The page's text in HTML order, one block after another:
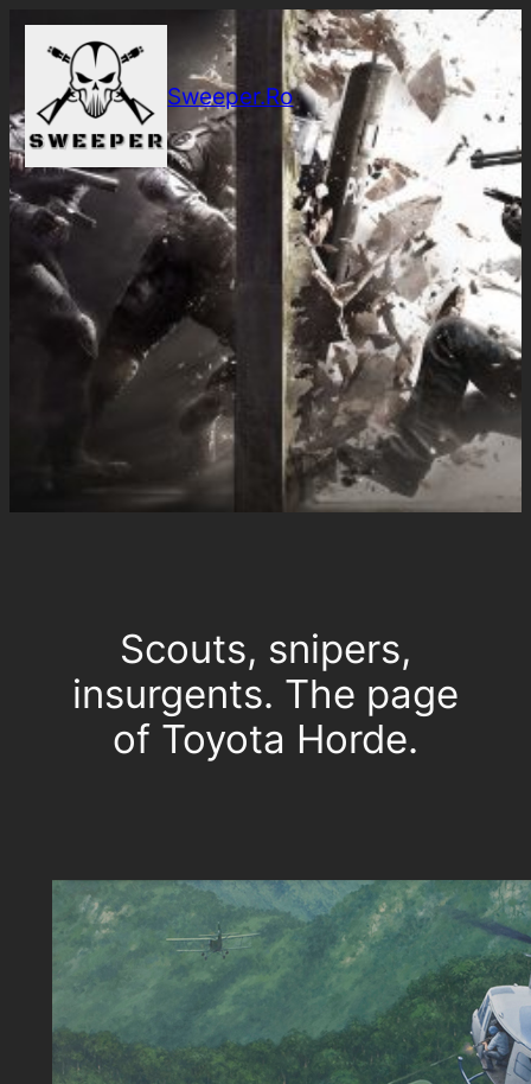
Sari
conținut
Sweeper.Ro
Scouts, snipers,
insurgents. The page
of Toyota Horde.